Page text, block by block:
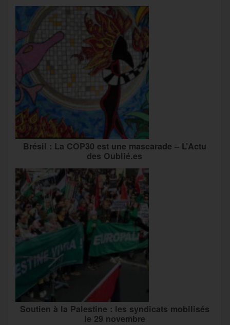
Brésil : La COP30 est une mascarade – L’Actu
des Oublié.es
Soutien à la Palestine : les syndicats mobilisés
le 29 novembre